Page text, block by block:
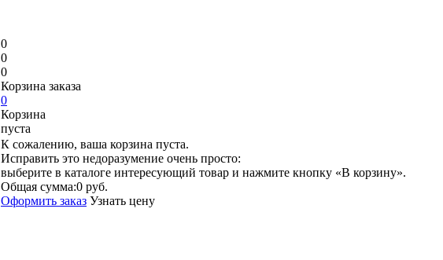
0
0
0
Корзина заказа
0
Корзина
пуста
К сожалению, ваша корзина пуста.
Исправить это недоразумение очень просто:
выберите в каталоге интересующий товар и нажмите кнопку «В корзину».
Общая сумма:0 руб.
Оформить заказ Узнать цену